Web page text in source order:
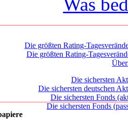
Die größten Rating-
Die größten Rating-
Die sichersten
Die sichersten deutschen
Die sichersten Fonds
Die sichersten Fonds